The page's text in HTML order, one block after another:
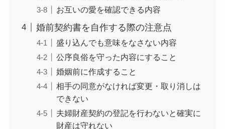
お互いの愛を確認できる内容
婚前契約書を自作する際の注意点
盛り込んでも意味をなさない内容
公序良俗を守った内容にすること
婚姻前に作成すること
相手の同意がなければ変更・取り消しは
できない
夫婦財産契約の登記を行わないと確実に
財産は守れない